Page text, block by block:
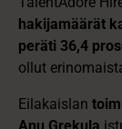
hakijamäärät
peräti 36,4
ollut
Eilakaislan